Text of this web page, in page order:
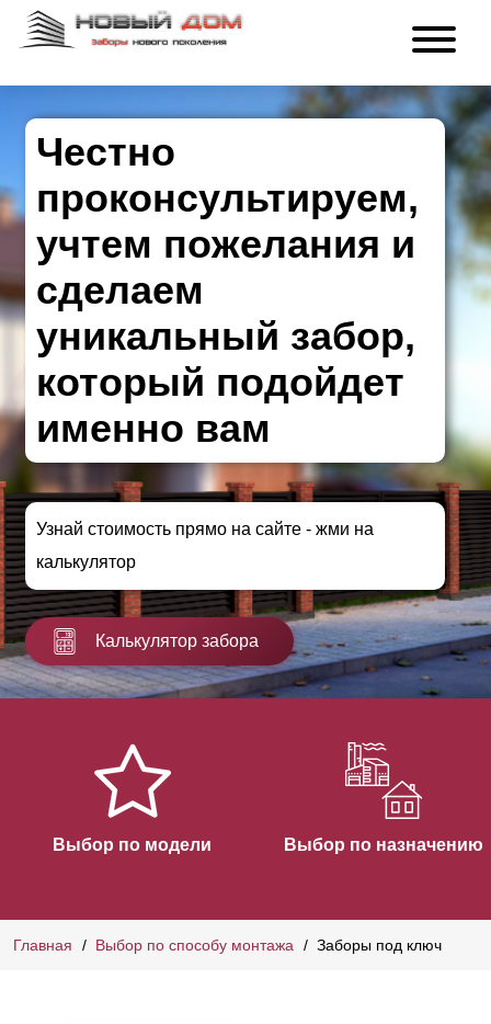
Честно
проконсультируем,
учтем пожелания и
сделаем
уникальный забор,
который подойдет
именно вам
Узнай стоимость прямо на сайте - жми на
калькулятор
Калькулятор забора
Выбор по модели Выбор по назначению
Главная Выбор по способу монтажа Заборы под ключ